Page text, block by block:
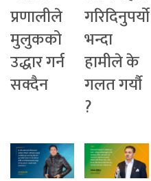
प्रणालीले
मुलुकको
उद्धार गर्न
सक्दैन
गरिदिनुपर्यो
भन्दा
हामीले के
गलत गर्यौ
?